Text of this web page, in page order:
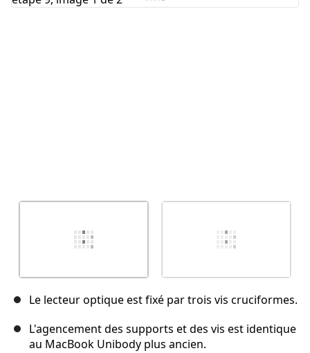
Le lecteur optique est fixé par trois vis cruciformes.
L'agencement des supports et des vis est identique
au MacBook Unibody plus ancien.